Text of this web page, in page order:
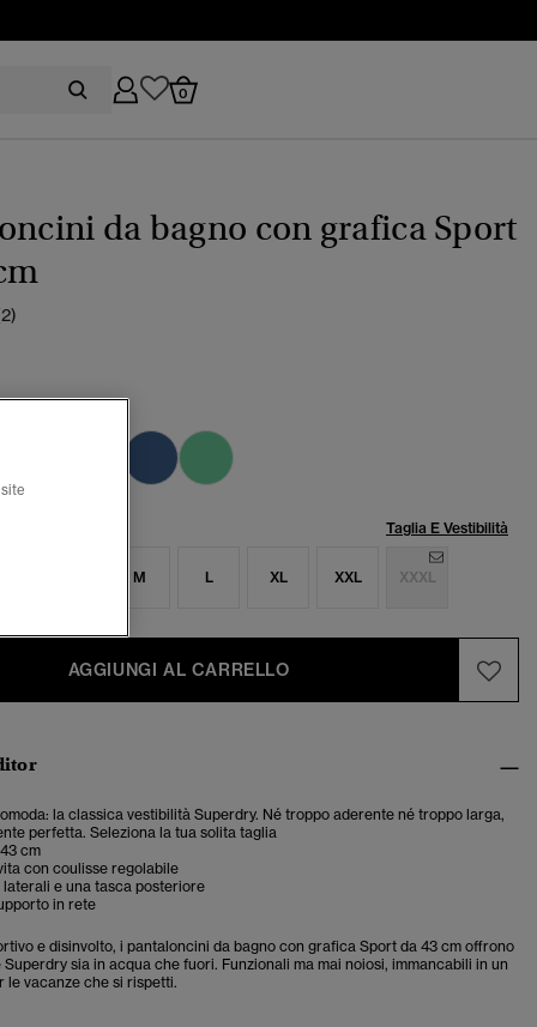
0
da bagno con grafica Sport
selezionato
Taglia E Vestibilità
M L XL XXL XXXL
AGGIUNGI AL CARRELLO
la classica vestibilità Superdry. Né troppo aderente né troppo larga,
perfetta. Seleziona la tua solita taglia
cm
con coulisse regolabile
laterali e una tasca posteriore
in rete
e disinvolto, i pantaloncini da bagno con grafica Sport da 43 cm offrono
sia in acqua che fuori. Funzionali ma mai noiosi, immancabili in un
le vacanze che si rispetti.